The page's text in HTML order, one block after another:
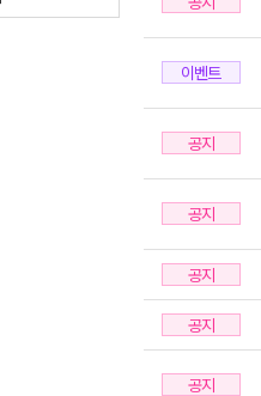
이벤트
공지
공지
공지
공지
공지